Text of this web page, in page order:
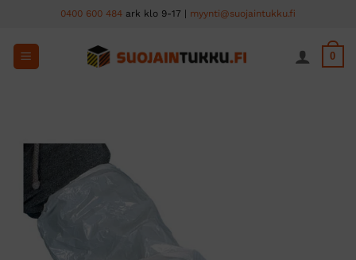
content
0400 600 484 ark klo 9-17 | myynti@suojaintukku.fi
0